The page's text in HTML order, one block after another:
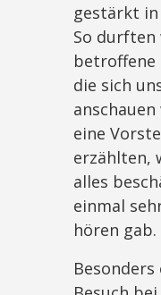
gestärkt
So durften
betroffene
die sich
eine
erzählten,
alles
einmal
hören gab.